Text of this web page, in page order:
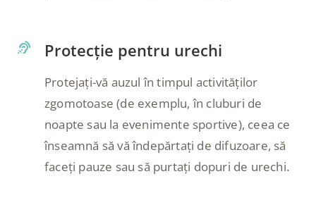
Protecție pentru urechi
Protejați-vă auzul în timpul activităților
zgomotoase (de exemplu, în cluburi de
noapte sau la evenimente sportive), ceea ce
înseamnă să vă îndepărtați de difuzoare, să
faceți pauze sau să purtați dopuri de urechi.